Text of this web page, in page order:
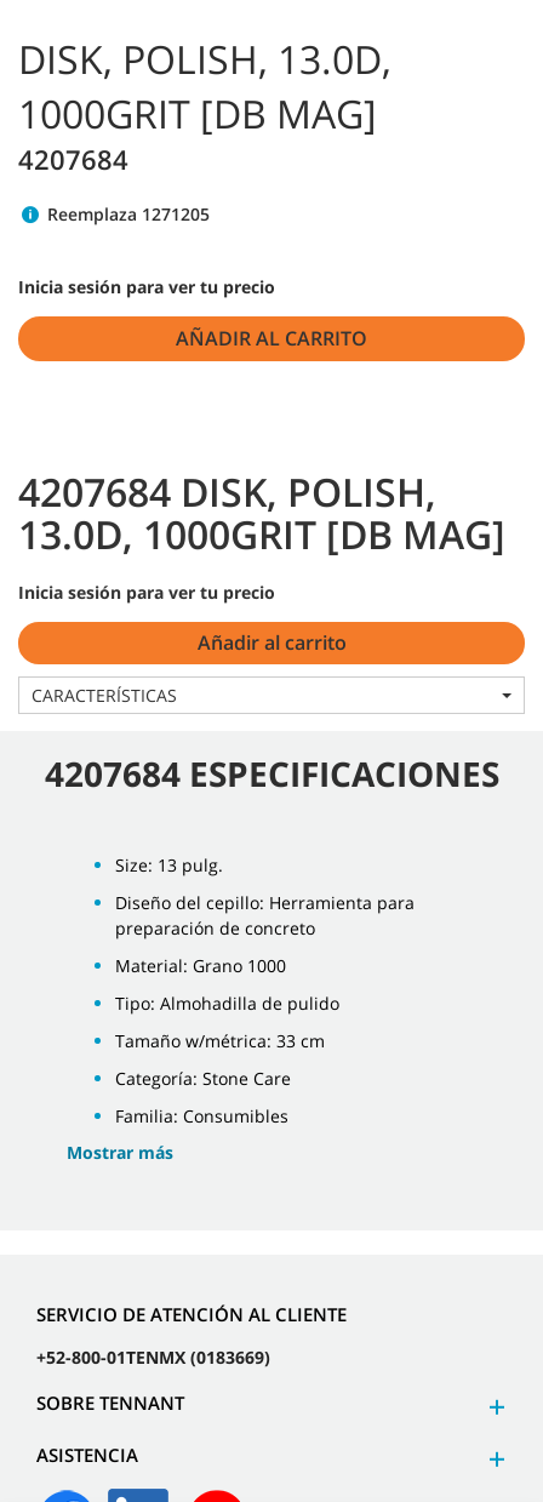
DISK, POLISH, 13.0D,
1000GRIT [DB MAG]
4207684
Reemplaza 1271205
Inicia sesión para ver tu precio
AÑADIR AL CARRITO
4207684 DISK, POLISH,
13.0D, 1000GRIT [DB MAG]
Inicia sesión para ver tu precio
Añadir al carrito
CARACTERÍSTICAS
4207684 ESPECIFICACIONES
Size: 13 pulg.
Diseño del cepillo: Herramienta para
preparación de concreto
Material: Grano 1000
Tipo: Almohadilla de pulido
Tamaño w/métrica: 33 cm
Categoría: Stone Care
Familia: Consumibles
Mostrar más
SERVICIO DE ATENCIÓN AL CLIENTE
+52-800-01TENMX (0183669)
SOBRE TENNANT
ASISTENCIA